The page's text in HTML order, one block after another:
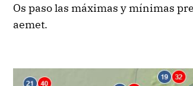
Os paso las máximas y mínimas
aemet.